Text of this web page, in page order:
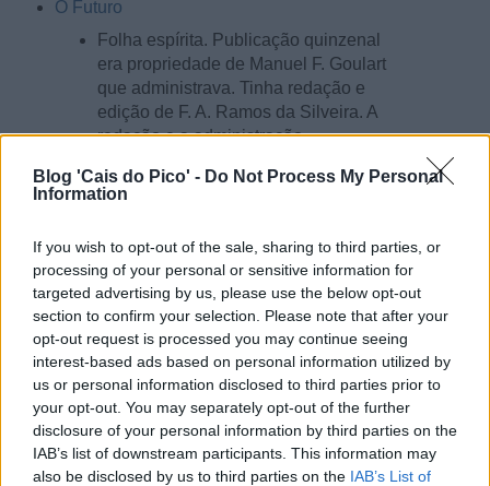
Blog 'Cais do Pico' - Do Not Process My Personal
Information
If you wish to opt-out of the sale, sharing to third parties, or
processing of your personal or sensitive information for
targeted advertising by us, please use the below opt-out
section to confirm your selection. Please note that after your
opt-out request is processed you may continue seeing
interest-based ads based on personal information utilized by
us or personal information disclosed to third parties prior to
your opt-out. You may separately opt-out of the further
disclosure of your personal information by third parties on the
IAB’s list of downstream participants. This information may
also be disclosed by us to third parties on the IAB’s List of
O Futuro
Folha espírita. Publicação quinzenal
era propriedade de Manuel F. Goulart
que administrava. Tinha redação e
edição de F. A. Ramos da Silveira. A
redação e a administração
Futuro, rua de S. Francisco, 2, Caes
1894. Formato 43 cm x 31,6 cm, 4
páginas, 4 colunas. Publicava artigos
sobre temas religiosos e anúncios.
Por fim, apresenta-se o que foi escrito no primeiro número
do editorial do jornal 'O Pico', em 1885, com o título "S.
Roque do Pico" e assinado «A redacção» — palavras de
quem decidiu dar do seu tempo em prol da sua terra e que
também são válidas para a motivação subjacente ao
Cais do Pico ':